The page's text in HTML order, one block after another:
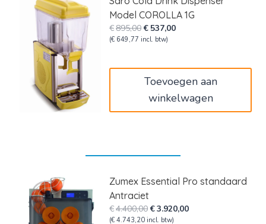
Model COROLLA 1G
€895,00Oorspronkelijke
prijs
€ 537,00Huidige
(€ 649,77 incl. btw)
Toevoegen aan
winkelwagen
Zumex Essential Pro standaard
Antraciet
€4.400,00Oorspronkelijke
prijs
€3.920,00Huidige
(€ 4.743,20 incl. btw)